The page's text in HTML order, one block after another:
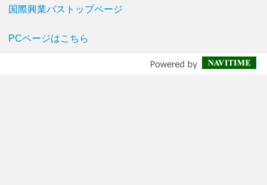
国際興業バストップページ
PCページはこちら